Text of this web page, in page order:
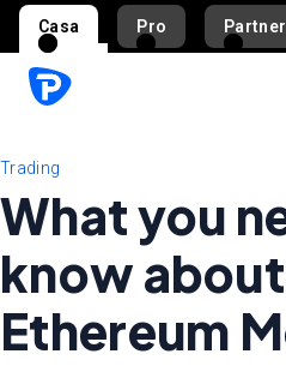
Casa Pro Partner
Trading
What you
know
Ethereum